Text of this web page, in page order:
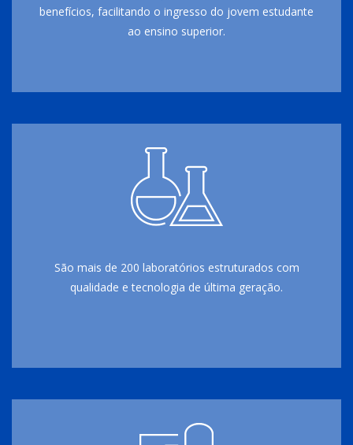
benefícios, facilitando o ingresso do jovem estudante
ao ensino superior.
São mais de 200 laboratórios estruturados com
qualidade e tecnologia de última geração.